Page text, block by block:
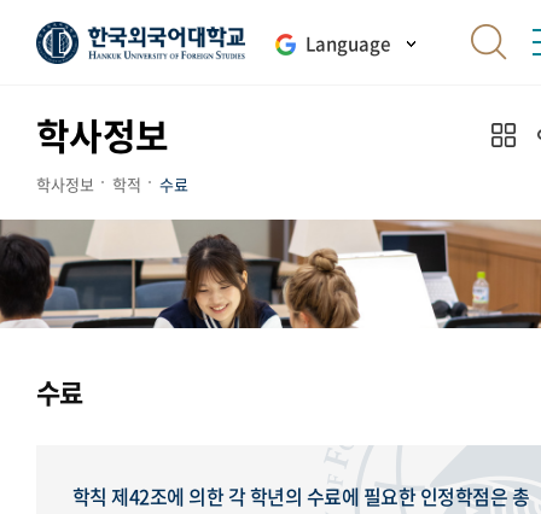
Language
학사정보
학사정보 학적 수료
수료
학칙 제42조에 의한 각 학년의 수료에 필요한 인정학점은 총